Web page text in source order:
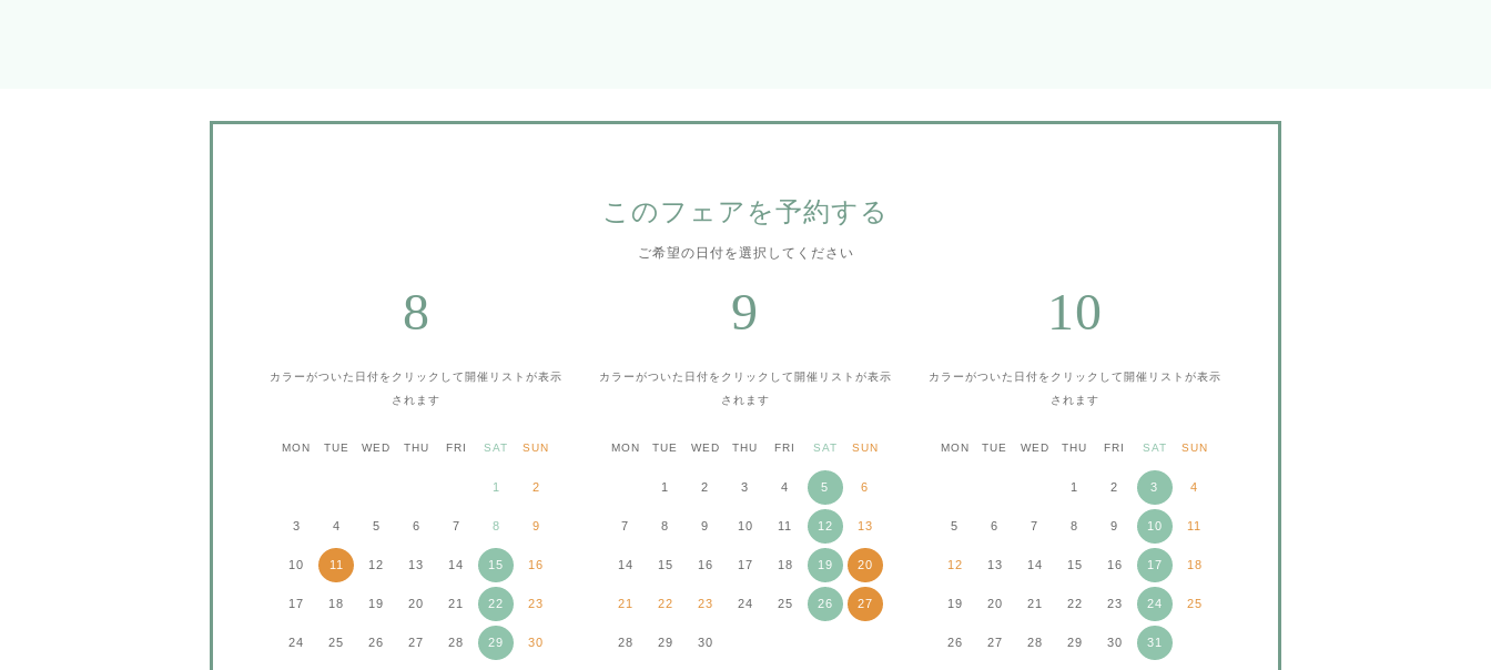
このフェアを予約する
ご希望の日付を選択してください
8
カラーがついた日付をクリックして 開催リストが表示
されます
MON TUE WED THU FRI SAT SUN
1 2
3 4 5 6 7 8 9
10 11 12 13 14 15 16
17 18 19 20 21 22 23
24 25 26 27 28 29 30
9
カラーがついた日付をクリックして 開催リストが表示
されます
MON TUE WED THU FRI SAT SUN
1 2 3 4 5 6
7 8 9 10 11 12 13
14 15 16 17 18 19 20
21 22 23 24 25 26 27
28 29 30
10
カラーがついた日付をクリックして 開催リストが表示
されます
MON TUE WED THU FRI SAT SUN
1 2 3 4
5 6 7 8 9 10 11
12 13 14 15 16 17 18
19 20 21 22 23 24 25
26 27 28 29 30 31